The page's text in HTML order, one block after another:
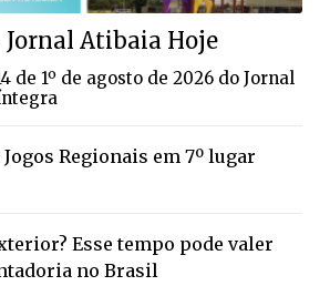
Jornal Atibaia Hoje
de 1º de agosto de 2026 do Jornal
Regionais em 7º lugar
Esse tempo pode valer
no Brasil